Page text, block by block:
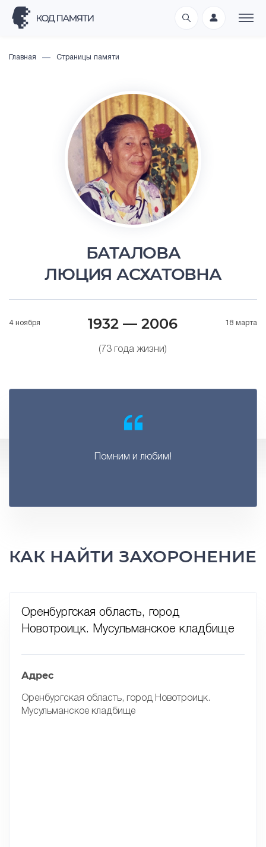
Главная Страницы памяти
БАТАЛОВА
ЛЮЦИЯ АСХАТОВНА
4 ноября 1932 — 2006
(73 года жизни)
18 марта
Помним и любим!
КАК НАЙТИ ЗАХОРОНЕНИЕ
Оренбургская область, город
Новотроицк. Мусульманское кладбище
Адрес
Оренбургская область, город Новотроицк.
Мусульманское кладбище